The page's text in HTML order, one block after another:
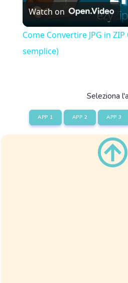
Watch on
Come Convertire JPG in
semplice)
Seleziona
APP 1 APP 2 APP 3